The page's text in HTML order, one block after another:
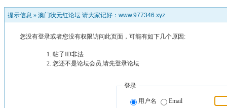
提示信息 » 澳门状元红论坛 请大家记好：www.977346.xyz
您没有登录或者您没有权限访问此页面，可能有如下几个原因:
帖子ID非法
您还不是论坛会员,请先登录论坛
登录
用户名 Email